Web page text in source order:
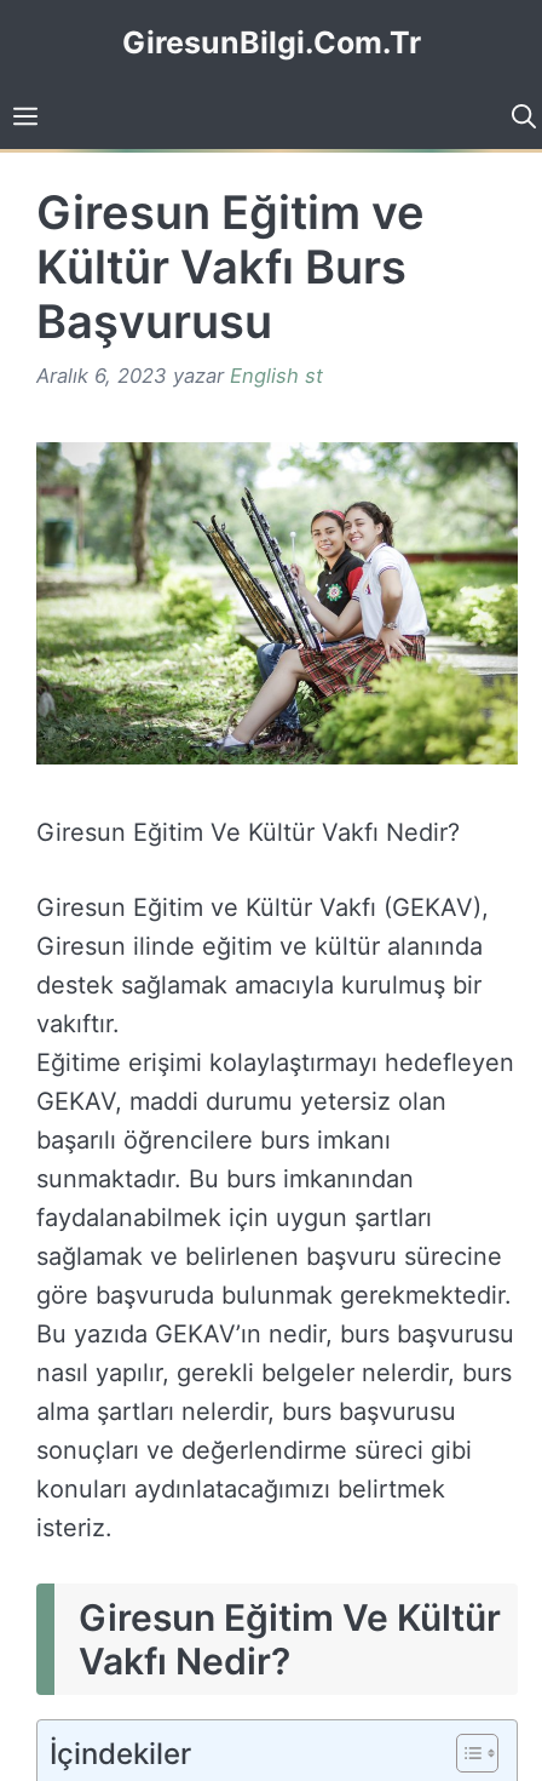
GiresunBilgi.Com.Tr
Giresun Eğitim ve
Kültür Vakfı Burs
Başvurusu
Aralık 6, 2023 yazar English st
Giresun Eğitim Ve Kültür Vakfı Nedir?
Giresun Eğitim ve Kültür Vakfı (GEKAV),
Giresun ilinde eğitim ve kültür alanında
destek sağlamak amacıyla kurulmuş bir
vakıftır.
Eğitime erişimi kolaylaştırmayı hedefleyen
GEKAV, maddi durumu yetersiz olan
başarılı öğrencilere burs imkanı
sunmaktadır. Bu burs imkanından
faydalanabilmek için uygun şartları
sağlamak ve belirlenen başvuru sürecine
göre başvuruda bulunmak gerekmektedir.
Bu yazıda GEKAV’ın nedir, burs başvurusu
nasıl yapılır, gerekli belgeler nelerdir, burs
alma şartları nelerdir, burs başvurusu
sonuçları ve değerlendirme süreci gibi
konuları aydınlatacağımızı belirtmek
isteriz.
Giresun Eğitim Ve Kültür
Vakfı Nedir?
İçindekiler